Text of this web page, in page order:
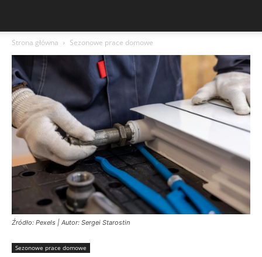
Strona główna Sezonowe prace domowe
Źródło: Pexels | Autor: Sergei Starostin
Sezonowe prace domowe